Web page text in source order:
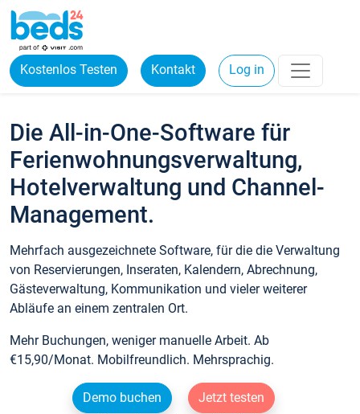
Kostenlos Testen Kontakt Log in
Die All-in-One-Software für
Ferienwohnungsverwaltung,
Hotelverwaltung und Channel-
Management.
Mehrfach ausgezeichnete Software, für die die Verwaltung
von Reservierungen, Inseraten, Kalendern, Abrechnung,
Gästeverwaltung, Kommunikation und vieler weiterer
Abläufe an einem zentralen Ort.
Mehr Buchungen, weniger manuelle Arbeit. Ab
€15,90/Monat. Mobilfreundlich. Mehrsprachig.
Demo buchen
Jetzt testen